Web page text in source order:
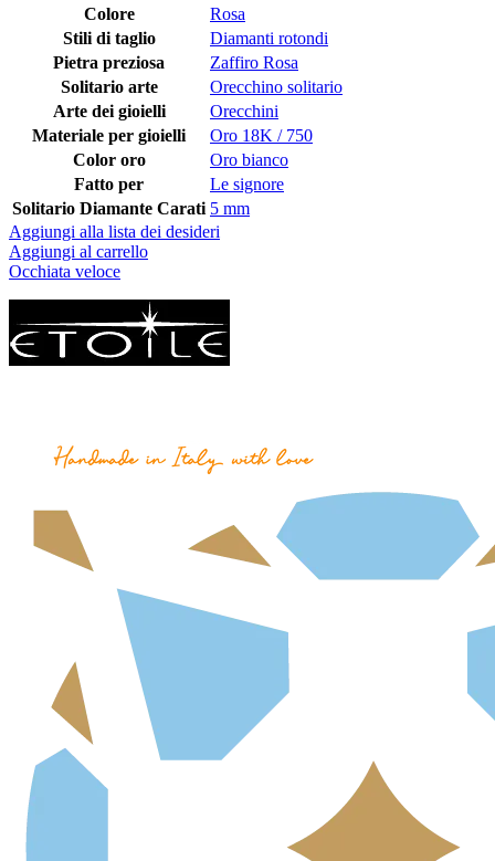
Colore
Rosa
Stili di taglio
Diamanti rotondi
Pietra preziosa
Zaffiro Rosa
Solitario arte
Orecchino solitario
Arte dei gioielli
Orecchini
Materiale per gioielli
Oro 18K / 750
Color oro
Oro bianco
Fatto per
Le signore
Solitario Diamante Carati 5 mm
Aggiungi alla lista dei desideri
Aggiungi al carrello
Occhiata veloce